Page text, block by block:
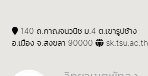
140 ถ.กาญจนวนิช ม.4 ต.เขารูปช้าง
อ.เมือง จ.สงขลา 90000
sk.tsu.ac.th